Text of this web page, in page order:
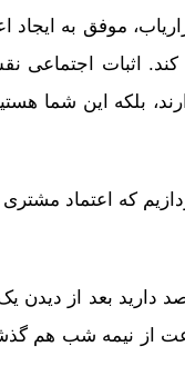
موفق به
اثبات اجتماعی
بلکه این شما
که اعتماد مشتری
دارید بعد از
از نیمه شب هم